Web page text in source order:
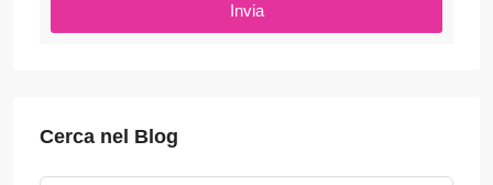
Invia
Cerca nel Blog